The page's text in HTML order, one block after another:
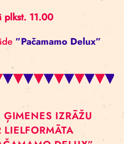
plkst. 11.00
”Pačamamo Delux”
IZRĀŽU